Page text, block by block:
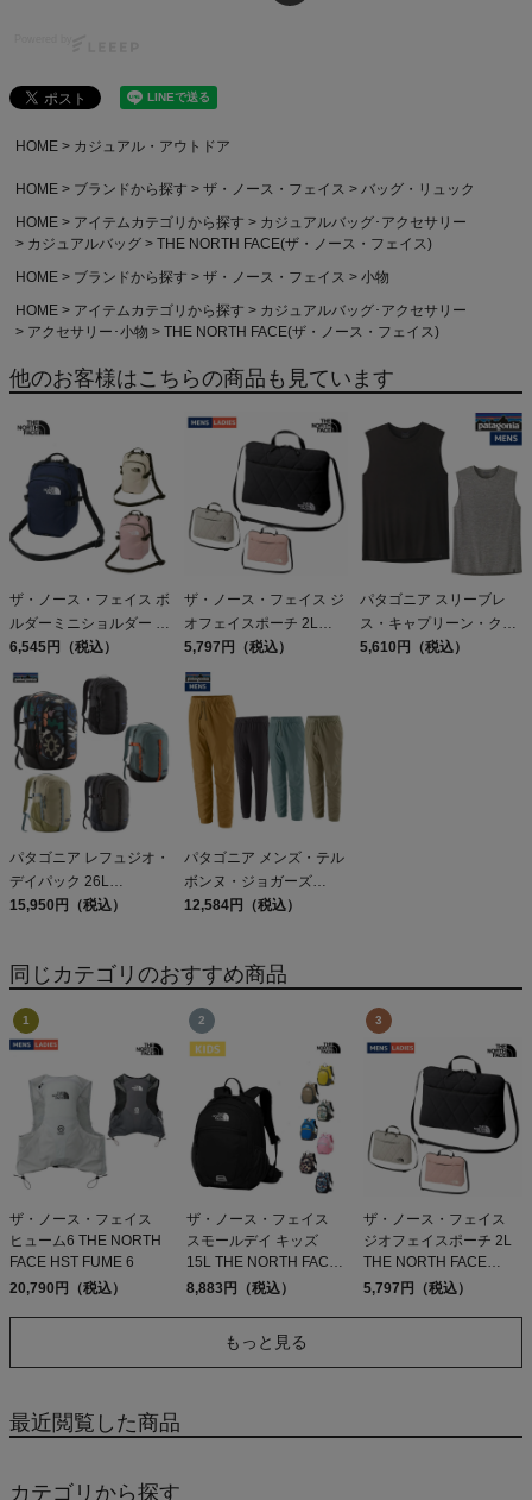
HOME カジュアル・アウトドア
HOME ブランドから探す ザ・ノース・フェイス
バッグ・リュック
HOME
アイテムカテゴリから探す
カジュアルバッグ･アクセサリー
カジュアルバッグ
THE NORTH FACE(ザ・ノース・フェイス)
HOME
ブランドから探す ザ・ノース・フェイス
小物
HOME
アイテムカテゴリから探す
カジュアルバッグ･アクセサリー
アクセサリー･小物
THE NORTH FACE(ザ・ノース・フェイス)
他のお客様はこちらの商品も見ています
ザ・ノース・フェイス ボ
ルダーミニショルダー 3L
THE NORTH FACE
Boulder Mini Shoulder ア
ウトレット セール
6,545円（税込）
ザ・ノース・フェイス ジ
オフェイスポーチ 2L
THE NORTH FACE
Geoface Pouch
5,797円（税込）
パタゴニア スリーブレ
ス・キャプリーン・クー
ル・デイリー・シャツ
5,610円（税込）
パタゴニア レフュジオ・
デイパック 26L
PATAGONIA REFUGIO
15,950円（税込）
パタゴニア メンズ・テル
ボンヌ・ジョガーズ
PATAGONIA MS
12,584円（税込）
同じカテゴリのおすすめ商品
ザ・ノース・フェイス
ヒューム6 THE NORTH
FACE HST FUME 6
20,790円（税込）
ザ・ノース・フェイス
スモールデイ キッズ
15L THE NORTH FACE
Small Day
8,883円（税込）
ザ・ノース・フェイス
ジオフェイスポーチ 2L
THE NORTH FACE
Geoface Pouch
5,797円（税込）
もっと見る
最近閲覧した商品
カテゴリから探す